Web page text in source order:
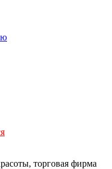
торговая фирма